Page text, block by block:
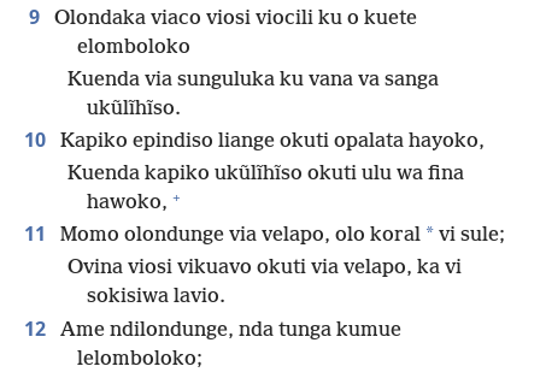
9
Olondaka viaco viosi viocili ku o kuete
elomboloko
Kuenda via sunguluka ku vana va sanga
ukũlĩhĩso.
10
Kapiko epindiso liange okuti opalata hayoko,
Kuenda kapiko ukũlĩhĩso okuti ulu wa fina
hawoko, +
11 Momo olondunge via velapo, olo koral * vi sule;
Ovina viosi vikuavo okuti via velapo, ka vi
sokisiwa lavio.
12
Ame ndilondunge, nda tunga kumue
lelomboloko;